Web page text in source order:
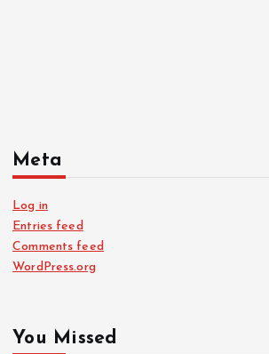
Meta
Log in
Entries feed
Comments feed
WordPress.org
You Missed